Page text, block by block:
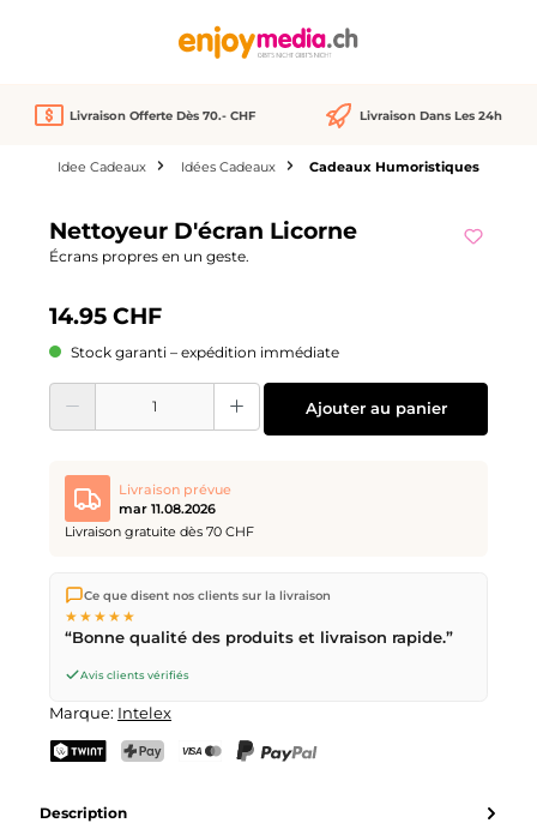
Livraison Offerte Dès 70.- CHF Livraison Dans Les 24h
Idee Cadeaux Idées Cadeaux Cadeaux Humoristiques
We Love
Nettoyeur D'écran Licorne
Écrans propres en un geste.
14.95 CHF
Stock garanti – expédition immédiate
Quantité de produit : Entrez la quantité souhaitée ou utilisez les boutons
Ajouter au panier
Livraison prévue
mar 11.08.2026
Livraison gratuite dès 70 CHF
Nous expédions directement depuis notre entrepôt à Kriens,
en Suisse.Livraison gratuitedèsCHF 70
passées avant
livraison leprochain jour ouvrable par la Poste Suisse.
Ce que disent nos clients sur la livraison
★★★★★
“Bonne qualité des produits et livraison rapide.”
Avis clients vérifiés
Marque: Intelex
Description